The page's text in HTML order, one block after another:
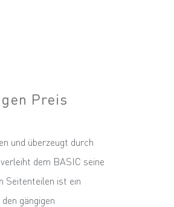
Preis
und überzeugt durch
dem BASIC seine
Seitenteilen ist ein
gängigen